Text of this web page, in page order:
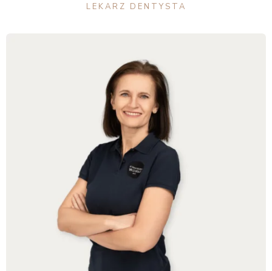
LEKARZ DENTYSTA